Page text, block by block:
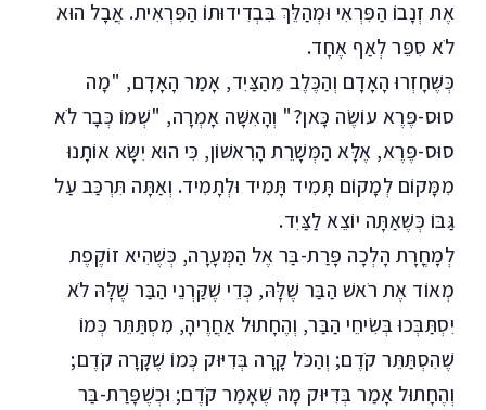
אֶת זְנָבוֹ הַפִּרְאִי וּמְהַלֵּךְ בִּבְדִידוּתוֹ הַפִּרְאִית. אֲבָל הוּא
לֹא סִפֵּר לְאַף אֶחָד.
כְּשֶׁחָזְרוּ הָאָדָם וְהַכֶּלֶב מֵהַצַּיִד, אָמַר הָאָדָם, "מָה
סוּס-פֶּרֶא עוֹשֶׂה כָּאן?" וְהָאִשָּׁה אָמְרָה, "שְׁמוֹ כְּבָר לֹא
סוּס-פֶּרֶא, אֶלָּא הַמְּשָׁרֵת הָרִאשׁוֹן, כִּי הוּא יִשָּׂא אוֹתָנוּ
מִמָּקוֹם לְמָקוֹם תָּמִיד תָּמִיד וּלְתָמִיד. וְאַתָּה תִּרְכַּב עַל
גַּבּוֹ כְּשֶׁאַתָּה יוֹצֵא לַצַּיִד.
לְמָחֳרָת הָלְכָה פָּרַת-בַּר אֶל הַמְּעָרָה, כְּשֶׁהִיא זוֹקֶפֶת
מְאוֹד אֶת רֹאשׁ הַבַּר שֶׁלָּהּ, כְּדֵי שֶׁקַּרְנֵי הַבַּר שֶׁלָּהּ לֹא
יִסְתַּבְּכוּ בְּשִׂיחֵי הַבַּר, וְהֶחָתוּל אַחֲרֶיהָ, מִסְתַּתֵּר כְּמוֹ
שֶׁהִסְתַּתֵּר קֹדֶם; וְהַכֹּל קָרָה בְּדִיּוּק כְּמוֹ שֶׁקָּרָה קֹדֶם;
וְהֶחָתוּל אָמַר בְּדִיּוּק מָה שֶׁאָמַר קֹדֶם; וּכְשֶׁפָּרַת-בַּר